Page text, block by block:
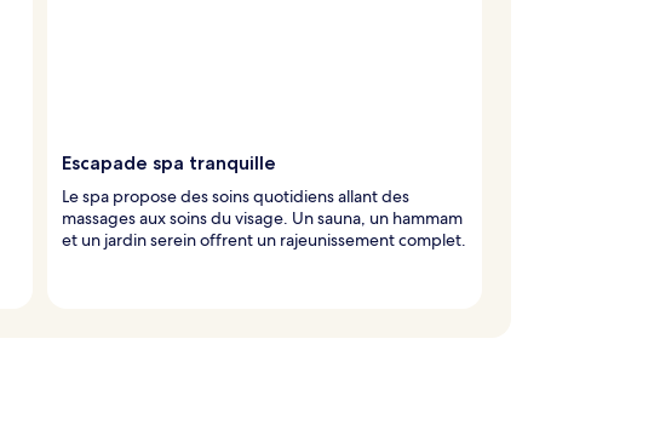
Escapade spa tranquille
Le spa propose des soins quotidiens allant des
massages aux soins du visage. Un sauna, un hammam
et un jardin serein offrent un rajeunissement complet.